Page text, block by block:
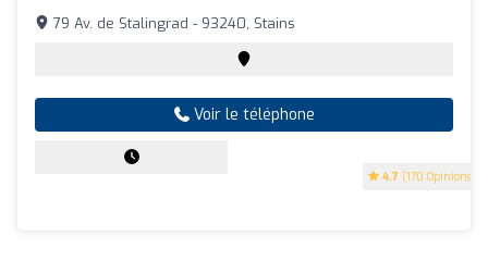
4.7 (170 Opinions)
79 Av. de Stalingrad - 93240, Stains
Voir le téléphone